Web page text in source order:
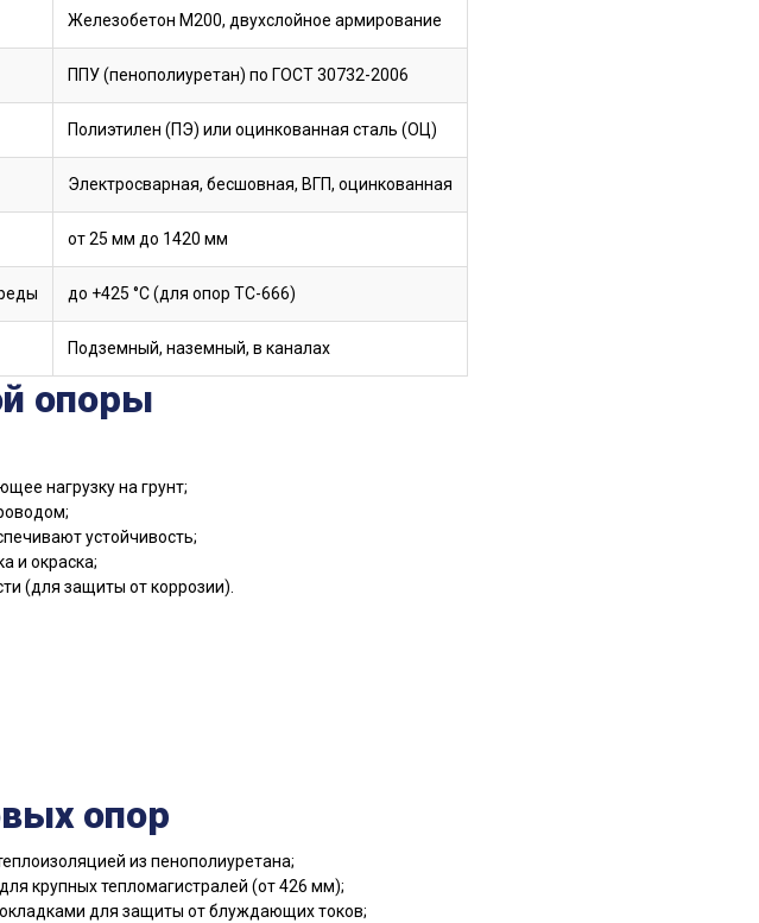
Железобетон М200, двухслойное армирование
ППУ (пенополиуретан) по ГОСТ 30732-2006
Полиэтилен (ПЭ) или оцинкованная сталь (ОЦ)
Электросварная, бесшовная, ВГП, оцинкованная
от 25 мм до 1420 мм
до +425 °C (для опор ТС-666)
Подземный, наземный, в каналах
опоры
нагрузку на грунт;
устойчивость;
и окраска;
(для защиты от коррозии).
опор
из пенополиуретана;
крупных тепломагистралей (от 426 мм);
для защиты от блуждающих токов;